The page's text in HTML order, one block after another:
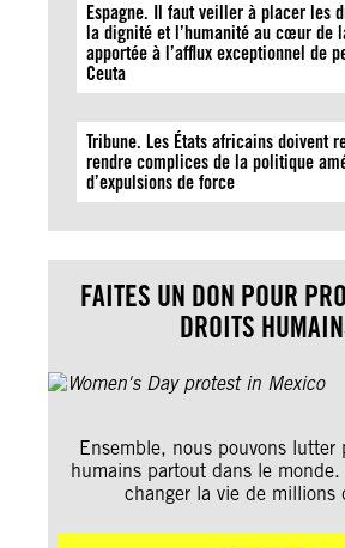
Espagne. Il faut veiller à placer les
la dignité et l’humanité au cœur de
apportée à l’afflux exceptionnel de
Ceuta
Tribune. Les États africains doivent
rendre complices de la politique
d’expulsions de force
FAITES UN DON POUR
DROITS
Ensemble, nous pouvons lutter
humains partout dans le
changer la vie de millions